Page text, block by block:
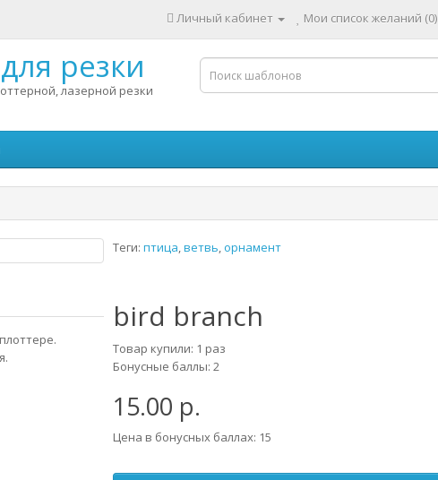
Личный кабинет Мои список желаний (0)
резки
лазерной резки
Теги: птица,ветвь,орнамент
bird branch
Товар купили: 1 раз
Бонусные баллы: 2
15.00 р.
Цена в бонусных баллах: 15